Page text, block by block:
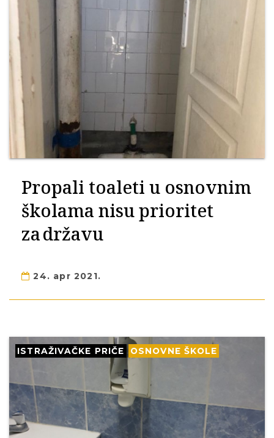
Propali toaleti u osnovnim
školama nisu prioritet
za državu
24. apr 2021.
ISTRAŽIVAČKE PRIČE OSNOVNE ŠKOLE